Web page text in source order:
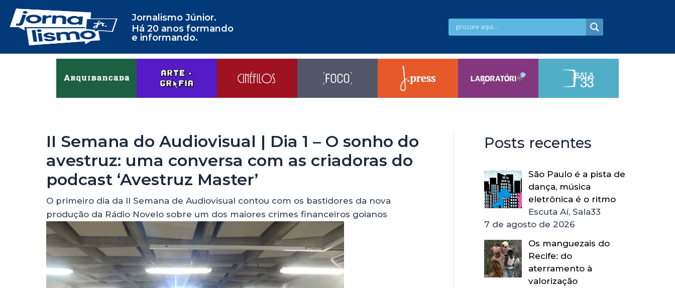
Jornalismo Júnior.
Há 20 anos formando
e informando.
II Semana do Audiovisual | Dia 1 – O sonho do
avestruz: uma conversa com as criadoras do
podcast ‘Avestruz Master’
O primeiro dia da II Semana de Audiovisual contou com os bastidores da nova
produção da Rádio Novelo sobre um dos maiores crimes financeiros goianos
Posts recentes
São Paulo é a pista de
dança, música
eletrônica é o ritmo
Escuta Aí, Sala33
7 de agosto de 2026
Os manguezais do
Recife: do
aterramento à
valorização